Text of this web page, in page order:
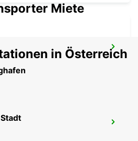
Miete
in Österreich